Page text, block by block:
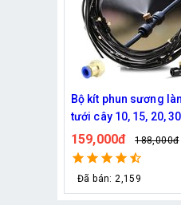
Trọn bộ phun sương
mát cao cấp 60 béc
bơm Hawin FOG-2703
3,050,000đ
Đã bán: 438